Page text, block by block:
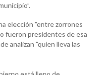
elección "entre zorrones
fueron presidentes de esa
analizan "quien lleva las